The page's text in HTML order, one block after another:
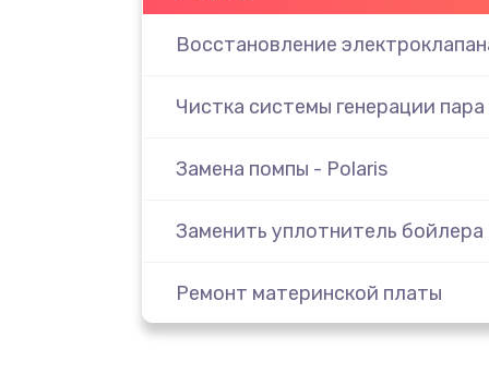
Восстановление
Чистка системы генерации пара
Замена помпы - Polaris
Заменить уплотнитель бойлера
Ремонт материнской платы